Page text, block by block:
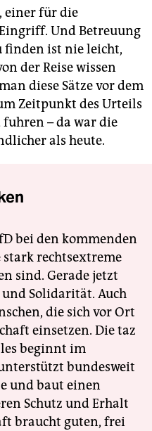
einer für die
Und Betreuung
ist nie leicht,
der Reise wissen
diese Sätze vor dem
Zeitpunkt des Urteils
– da war die
als heute.
bei den kommenden
rechtsextreme
sind. Gerade jetzt
Solidarität. Auch
die sich vor Ort
einsetzen. Die taz
beginnt im
bundesweit
und baut einen
Schutz und Erhalt
braucht guten, frei